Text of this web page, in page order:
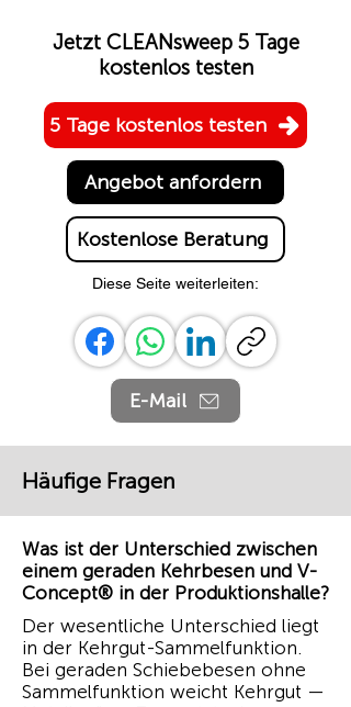
Jetzt CLEANsweep 5 Tage
kostenlos testen
5 Tage kostenlos testen
Angebot anfordern
Kostenlose Beratung
Diese Seite weiterleiten:
E-Mail
Häufige Fragen
Was ist der Unterschied zwischen
einem geraden Kehrbesen und V-
Concept® in der Produktionshalle?
Der wesentliche Unterschied liegt
in der Kehrgut-Sammelfunktion.
Bei geraden Schiebebesen ohne
Sammelfunktion weicht Kehrgut —